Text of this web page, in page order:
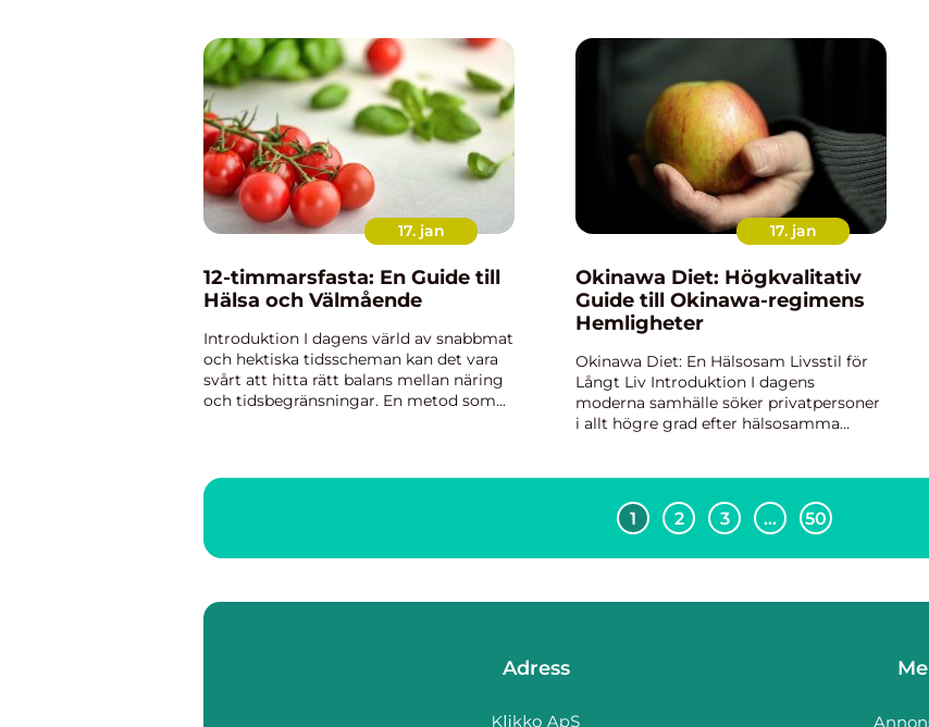
främja välmående. En &...
17. jan
12-timmarsfasta: En Guide till
Hälsa och Välmående
Introduktion I dagens värld av snabbmat
och hektiska tidsscheman kan det vara
svårt att hitta rätt balans mellan näring
och tidsbegränsningar. En metod som
17. jan
Okinawa Diet: Högkvalitativ
Guide till Okinawa-regimens
Hemligheter
Okinawa Diet: En Hälsosam Livsstil för
Långt Liv Introduktion I dagens
moderna samhälle söker privatpersoner
i allt högre grad efter hälsosamma
1 2 3 … 50
Adress